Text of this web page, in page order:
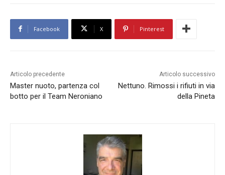
Facebook X Pinterest
Articolo precedente
Master nuoto, partenza col
botto per il Team Neroniano
Articolo successivo
Nettuno. Rimossi i rifiuti in via
della Pineta